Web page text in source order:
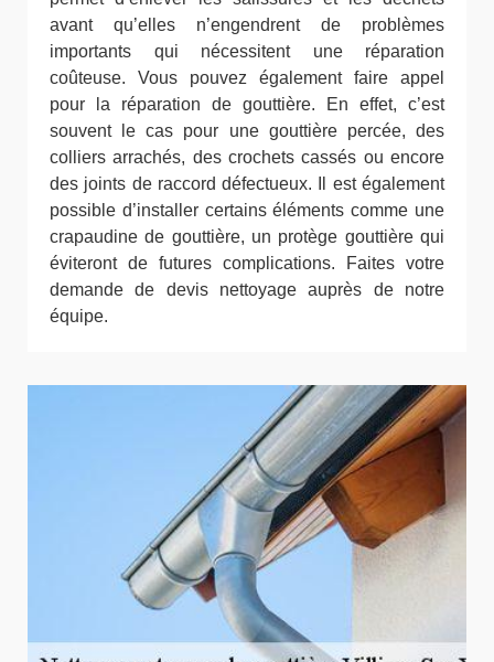
avant qu’elles n’engendrent de problèmes
importants qui nécessitent une réparation
coûteuse. Vous pouvez également faire appel
pour la réparation de gouttière. En effet, c’est
souvent le cas pour une gouttière percée, des
colliers arrachés, des crochets cassés ou encore
des joints de raccord défectueux. Il est également
possible d’installer certains éléments comme une
crapaudine de gouttière, un protège gouttière qui
éviteront de futures complications. Faites votre
demande de devis nettoyage auprès de notre
équipe.